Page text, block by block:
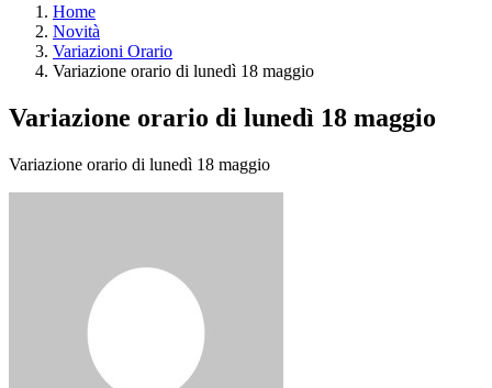
Home
Novità
Variazioni Orario
Variazione orario di lunedì 18 maggio
Variazione orario di lunedì 18 maggio
Variazione orario di lunedì 18 maggio